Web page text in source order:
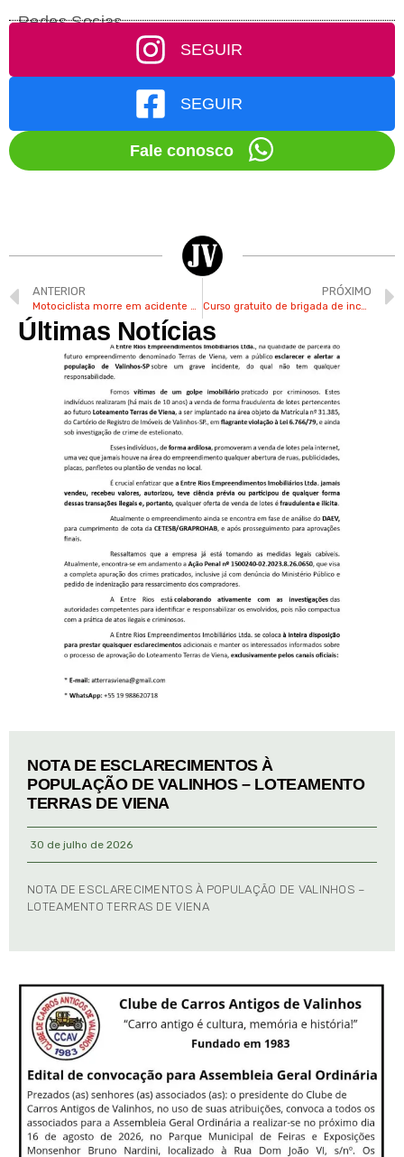
Redes Socias
SEGUIR
SEGUIR
Fale conosco
ANTERIOR
Motociclista morre em acidente na Rod. dos Andradas em Valinhos
PRÓXIMO
Curso gratuito de brigada de incêndio tem vagas abertas em Valinhos
Últimas Notícias
NOTA DE ESCLARECIMENTOS À
POPULAÇÃO DE VALINHOS – LOTEAMENTO
TERRAS DE VIENA
30 de julho de 2026
NOTA DE ESCLARECIMENTOS À POPULAÇÃO DE VALINHOS –
LOTEAMENTO TERRAS DE VIENA